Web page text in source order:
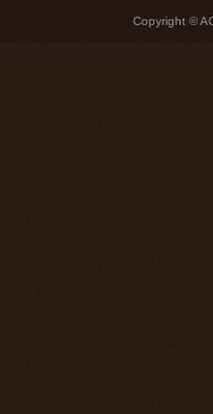
Copyright ©